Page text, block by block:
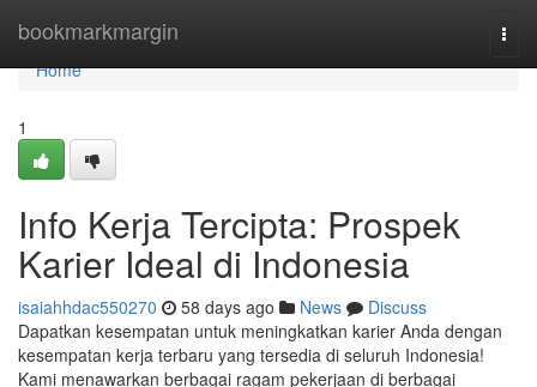
bookmarkmargin
Home
Home
1
Info Kerja Tercipta: Prospek
Karier Ideal di Indonesia
isaiahhdac550270 58 days ago News
Discuss
Dapatkan kesempatan untuk meningkatkan karier Anda dengan
kesempatan kerja terbaru yang tersedia di seluruh Indonesia!
Kami menawarkan berbagai ragam pekerjaan di berbagai